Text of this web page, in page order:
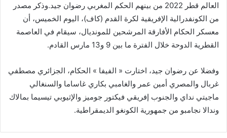
العالم قطر 2022 من بينهم الحكم المغربي رضوان جيد.وذكر مصدر
من الكونفدرالية الإفريقية لكرة القدم (كاف)، اليوم الخميس، أن
معسكر الحكام الأفارقة المرشحين للمونديال، سيقام في العاصمة
القطرية الدوحة خلال الفترة ما بين 9 و13 مارس القادم.
وفضلا عن رضوان جيد، اختارت « الفيفا » الحكام، الجزائري مصطفي
غربال والمصري أمين عمر والغامبي بكاري غاساما والسنغالي
ماجيتي نداي والجنوب إفريقي فيكتور جوميز والإثيوبي تيسيما بمالاك
وندالا نجامبو من جمهورية الكونغو الديمقراطية.